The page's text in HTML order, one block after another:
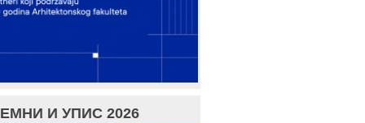
И УПИС 2026